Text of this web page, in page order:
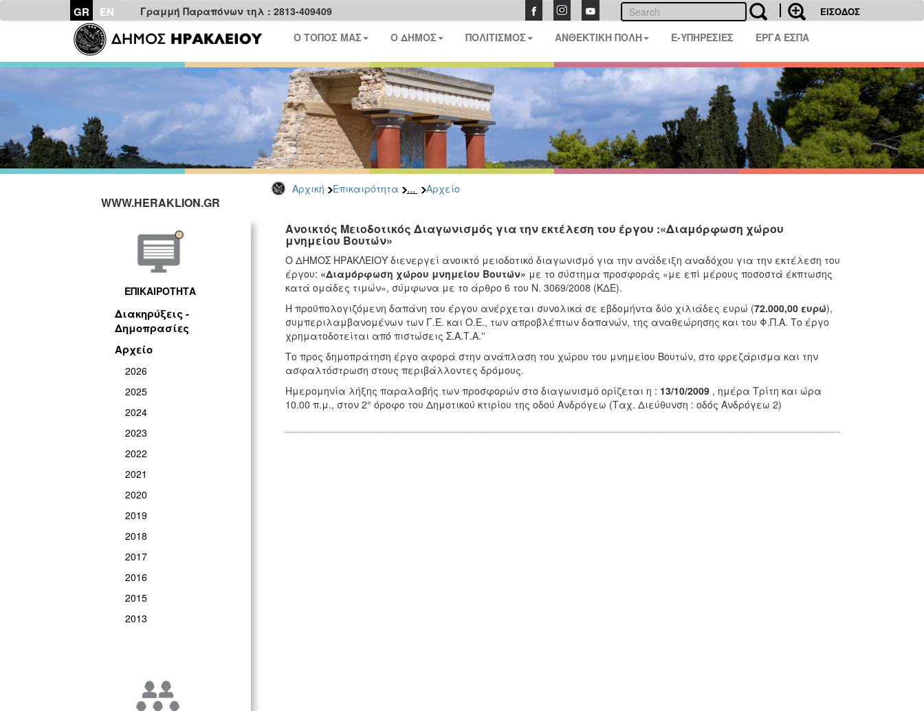
GR EN Γραμμή Παραπόνων τηλ : 2813-409409 ΕΙΣΟΔΟΣ
Ο ΤΟΠΟΣ ΜΑΣ Ο ΔΗΜΟΣ ΠΟΛΙΤΙΣΜΟΣ ΑΝΘΕΚΤΙΚΗ ΠΟΛΗ E-ΥΠΗΡΕΣΙΕΣ ΕΡΓΑ ΕΣΠΑ
Αρχική Επικαιρότητα ... Αρχείο
WWW.HERAKLION.GR
ΕΠΙΚΑΙΡΟΤΗΤΑ
Διακηρύξεις -
Δημοπρασίες
Αρχείο
2026
2025
2024
2023
2022
2021
2020
2019
2018
2017
2016
2015
2013
Ανοικτός Μειοδοτικός Διαγωνισμός για την εκτέλεση του έργου :«Διαμόρφωση χώρου
μνημείου Βουτών»
Ο ΔΗΜΟΣ ΗΡΑΚΛΕΙΟΥ διενεργεί ανοικτό μειοδοτικό διαγωνισμό για την ανάδειξη αναδόχου για την εκτέλεση του
έργου: «Διαμόρφωση χώρου μνημείου Βουτών» με το σύστημα προσφοράς «με επί μέρους ποσοστά έκπτωσης
κατά ομάδες τιμών», σύμφωνα με το άρθρο 6 του Ν. 3069/2008 (ΚΔΕ).
Η προϋπολογιζόμενη δαπάνη του έργου ανέρχεται συνολικά σε εβδομήντα δύο χιλιάδες ευρώ (72.000,00 ευρώ),
συμπεριλαμβανομένων των Γ.Ε. και Ο.Ε., των απροβλέπτων δαπανών, της αναθεώρησης και του Φ.Π.Α. Το έργο
χρηματοδοτείται από πιστώσεις Σ.Α.Τ.Α.''
Το προς δημοπράτηση έργο αφορά στην ανάπλαση του χώρου του μνημείου Βουτών, στο φρεζάρισμα και την
ασφαλτόστρωση στους περιβάλλοντες δρόμους.
Ημερομηνία λήξης παραλαβής των προσφορών στο διαγωνισμό ορίζεται η : 13/10/2009, ημέρα Τρίτη και ώρα
10.00 π.μ., στον 2° όροφο του Δημοτικού κτιρίου της οδού Ανδρόγεω (Ταχ. Διεύθυνση : οδός Ανδρόγεω 2)